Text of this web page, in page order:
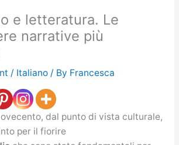
e letteratura. Le
narrative più
/ Italiano/ By Francesca
dal punto di vista culturale,
per il fiorire